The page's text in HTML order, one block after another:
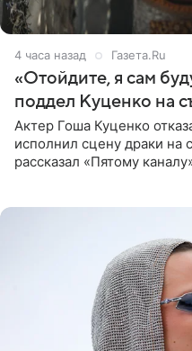
4 часа назад Газета.Ru
«Отойдите, я сам
поддел Куценко на
Актер Гоша Куценко
исполнил сцену драки
рассказал «Пятому